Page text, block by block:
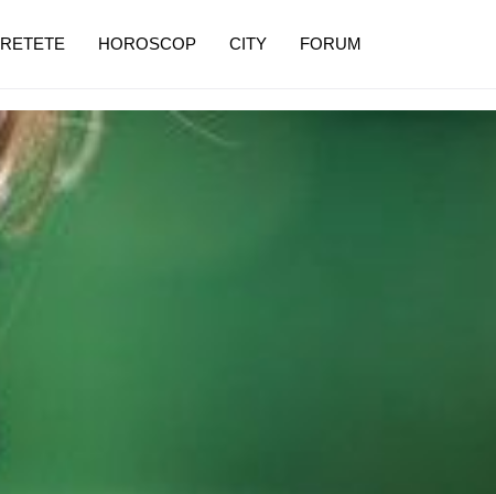
RETETE HOROSCOP CITY FORUM
de dureroasă este investigația